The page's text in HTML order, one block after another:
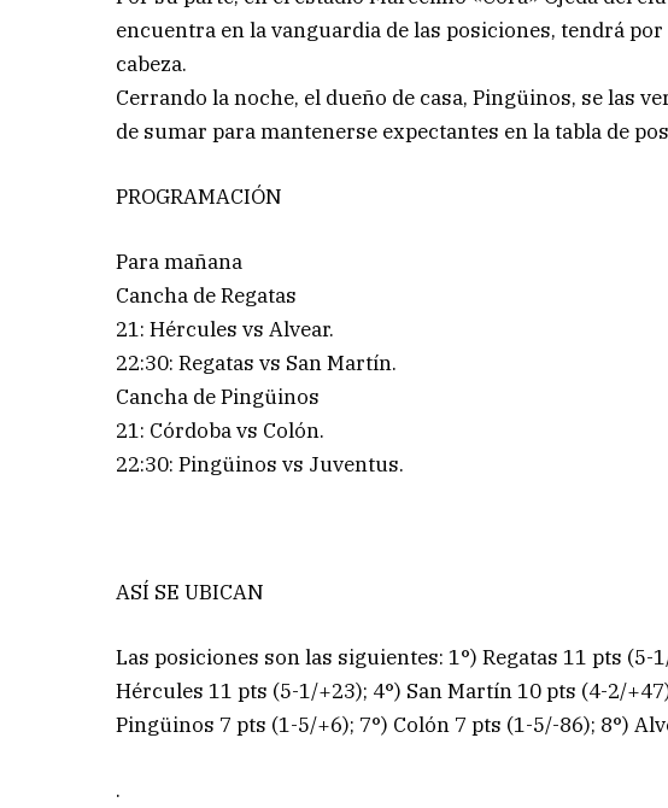
encuentra en la vanguardia de las posiciones, tendrá
cabeza.
Cerrando la noche, el dueño de casa, Pingüinos, se las
de sumar para mantenerse expectantes en la tabla de
PROGRAMACIÓN
Para mañana
Cancha de Regatas
21: Hércules vs Alvear.
22:30: Regatas vs San Martín.
Cancha de Pingüinos
21: Córdoba vs Colón.
22:30: Pingüinos vs Juventus.
ASÍ SE UBICAN
Las posiciones son las siguientes: 1°) Regatas 11 pts (5-
Hércules 11 pts (5-1/+23); 4°) San Martín 10 pts (4-2/
Pingüinos 7 pts (1-5/+6); 7°) Colón 7 pts (1-5/-86); 8°)
.